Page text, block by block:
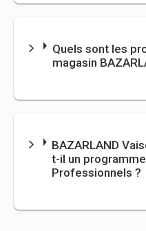
Quels sont les
magasin
BAZARLAND
t-il un
Professionnels ?